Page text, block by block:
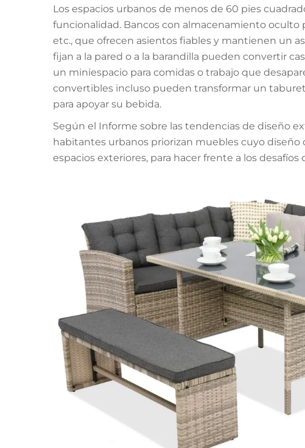
Los espacios urbanos de menos de 60 pies
funcionalidad. Bancos con almacenamiento oculto
etc., que ofrecen asientos fiables y mantienen un
fijan a la pared o a la barandilla pueden convertir
un miniespacio para comidas o trabajo que
convertibles incluso pueden transformar un
para apoyar su bebida.
Según el Informe sobre las tendencias de diseño
habitantes urbanos priorizan muebles cuyo diseño
espacios exteriores, para hacer frente a los